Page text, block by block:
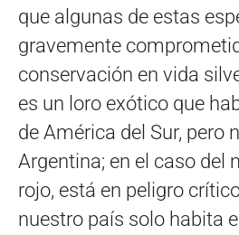
que algunas de estas
gravemente
conservación en vida
es un loro exótico que
de América del Sur, pero
Argentina; en el caso del
rojo, está en peligro
nuestro país solo habita